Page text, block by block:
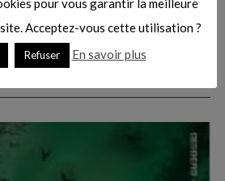
Acceptez-vous cette utilisation ?
Refuser En savoir plus